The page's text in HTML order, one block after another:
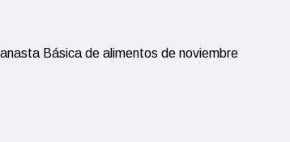
Básica de alimentos de noviembre